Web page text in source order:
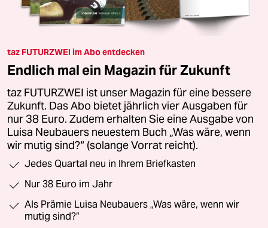
taz FUTURZWEI im Abo entdecken
Endlich mal ein Magazin für Zukunft
taz FUTURZWEI ist unser Magazin für eine bessere
Zukunft. Das Abo bietet jährlich vier Ausgaben für
nur 38 Euro. Zudem erhalten Sie eine Ausgabe von
Luisa Neubauers neuestem Buch „Was wäre, wenn
wir mutig sind?“ (solange Vorrat reicht).
Jedes Quartal neu in Ihrem Briefkasten
Nur 38 Euro im Jahr
Als Prämie Luisa Neubauers „Was wäre, wenn wir
mutig sind?“